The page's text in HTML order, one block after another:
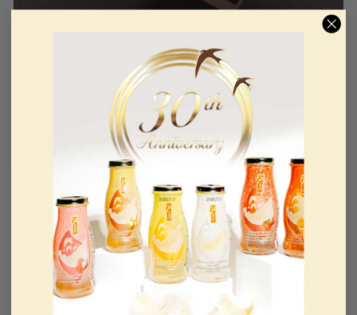
超優質天然燕窩
金燕窩的Simply Swift™速燉燕窩盞 燕窩經過嚴
格的手工清潔過程和閃蒸程序，由我們加州工廠的
持證專家處理。這種對品質控制的承諾使我們的即
食燕窩成為奢華而可靠的節日禮物選擇。無論是送